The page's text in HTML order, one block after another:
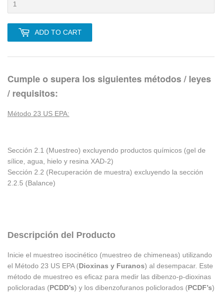
ADD TO CART
Cumple o supera los siguientes métodos / leyes
/ requisitos:
Método 23 US EPA:
Sección 2.1 (Muestreo) excluyendo productos químicos (gel de
sílice, agua, hielo y resina XAD-2)
Sección 2.2 (Recuperación de muestra) excluyendo la sección
2.2.5 (Balance)
Descripción del Producto
Inicie el muestreo isocinético (muestreo de chimeneas) utilizando
el Método 23 US EPA (Dioxinas y Furanos) al desempacar. Este
método de muestreo es eficaz para medir las dibenzo-p-dioxinas
policloradas (PCDD’s) y los dibenzofuranos policlorados (PCDF’s)